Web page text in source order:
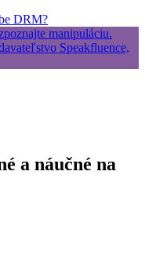
DRM?
a náučné na